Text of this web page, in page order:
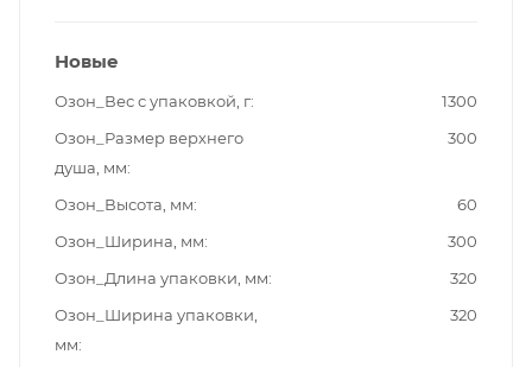
Новые
Озон_Вес с упаковкой, г
1300
Озон_Размер верхнего
душа, мм
300
Озон_Высота, мм
60
Озон_Ширина, мм
300
Озон_Длина упаковки, мм
320
Озон_Ширина упаковки,
мм
320